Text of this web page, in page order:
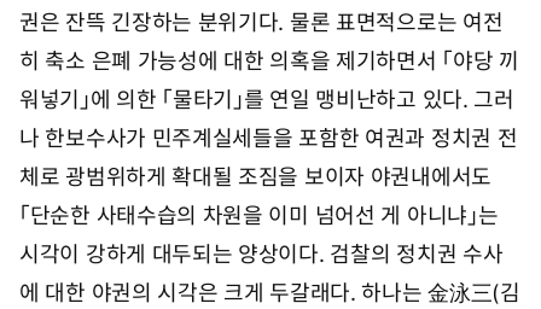
년
9
월
7
일
0
5
1
9
분
권은 잔뜩 긴장하는 분위기다. 물론 표면적으로는 여전
히 축소 은폐 가능성에 대한 의혹을 제기하면서 「야당 끼
워넣기」에 의한 「물타기」를 연일 맹비난하고 있다. 그러
나 한보수사가 민주계실세들을 포함한 여권과 정치권 전
체로 광범위하게 확대될 조짐을 보이자 야권내에서도
「단순한 사태수습의 차원을 이미 넘어선 게 아니냐」는
시각이 강하게 대두되는 양상이다. 검찰의 정치권 수사
에 대한 야권의 시각은 크게 두갈래다. 하나는 金泳三(김